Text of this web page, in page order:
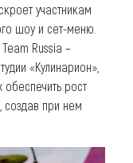
участникам
шоу и сет-меню.
Russia –
«Кулинарион»,
рост
создав при нем